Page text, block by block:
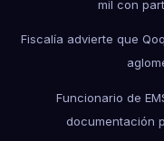
mil con
Fiscalía advierte que
Funcionario de
documentación